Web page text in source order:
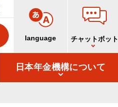
language チャットボット
日本年金機構について